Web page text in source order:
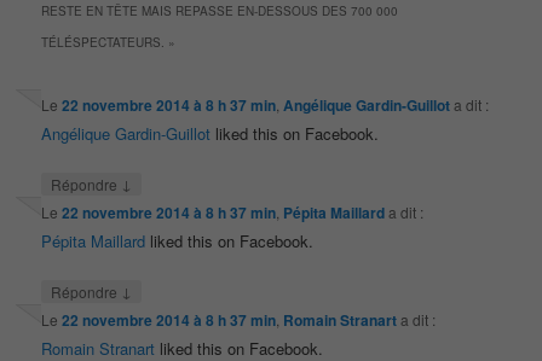
RESTE EN TÊTE MAIS REPASSE EN-DESSOUS DES 700 000
TÉLÉSPECTATEURS. »
Le22 novembre 2014 à 8 h 37 min Angélique Gardin-Guillota dit :
Angélique Gardin-Guillot liked this on Facebook.
Répondre ↓
Le22 novembre 2014 à 8 h 37 min Pépita Maillarda dit :
Pépita Maillard liked this on Facebook.
Répondre ↓
Le22 novembre 2014 à 8 h 37 min Romain Stranarta dit :
Romain Stranart liked this on Facebook.